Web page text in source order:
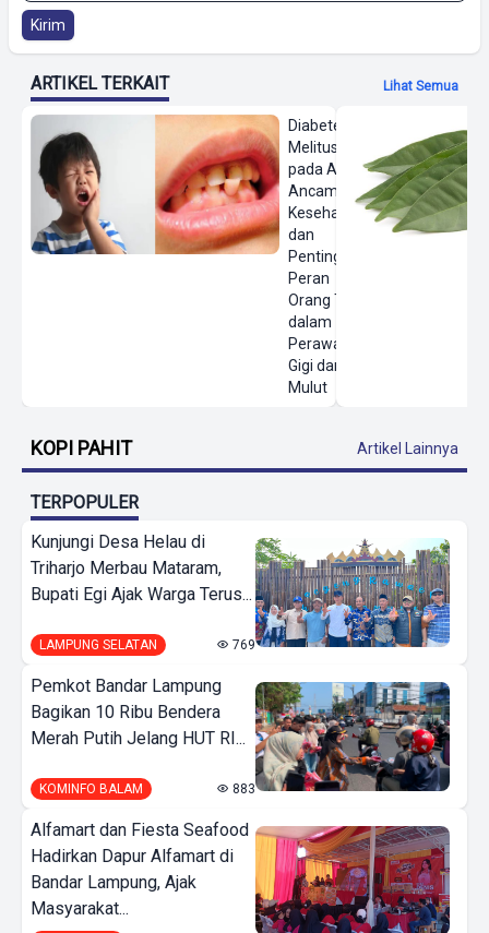
Kirim
ARTIKEL TERKAIT Lihat Semua
Diabetes
Melitus
pada Anak,
Ancaman
Kesehatan
dan
Pentingnya
Peran
Orang Tua
dalam
Perawatan
Gigi dan
Mulut
KOPI PAHIT Artikel Lainnya
TERPOPULER
Kunjungi Desa Helau di
Triharjo Merbau Mataram,
Bupati Egi Ajak Warga Terus...
LAMPUNG SELATAN 769
Pemkot Bandar Lampung
Bagikan 10 Ribu Bendera
Merah Putih Jelang HUT RI...
KOMINFO BALAM 883
Alfamart dan Fiesta Seafood
Hadirkan Dapur Alfamart di
Bandar Lampung, Ajak
Masyarakat...